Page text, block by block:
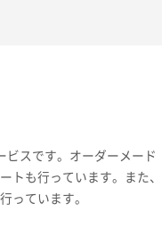
ビスです。オーダーメード
も行っています。また、
っています。